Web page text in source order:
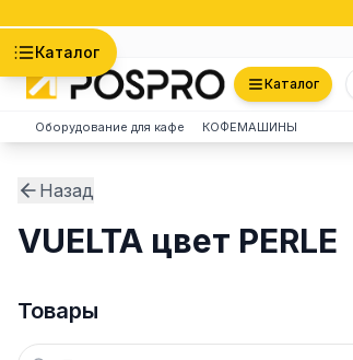
Каталог
Каталог
Оборудование для кафе КОФЕМАШИНЫ
Назад
VUELTA цвет PERLE
Товары